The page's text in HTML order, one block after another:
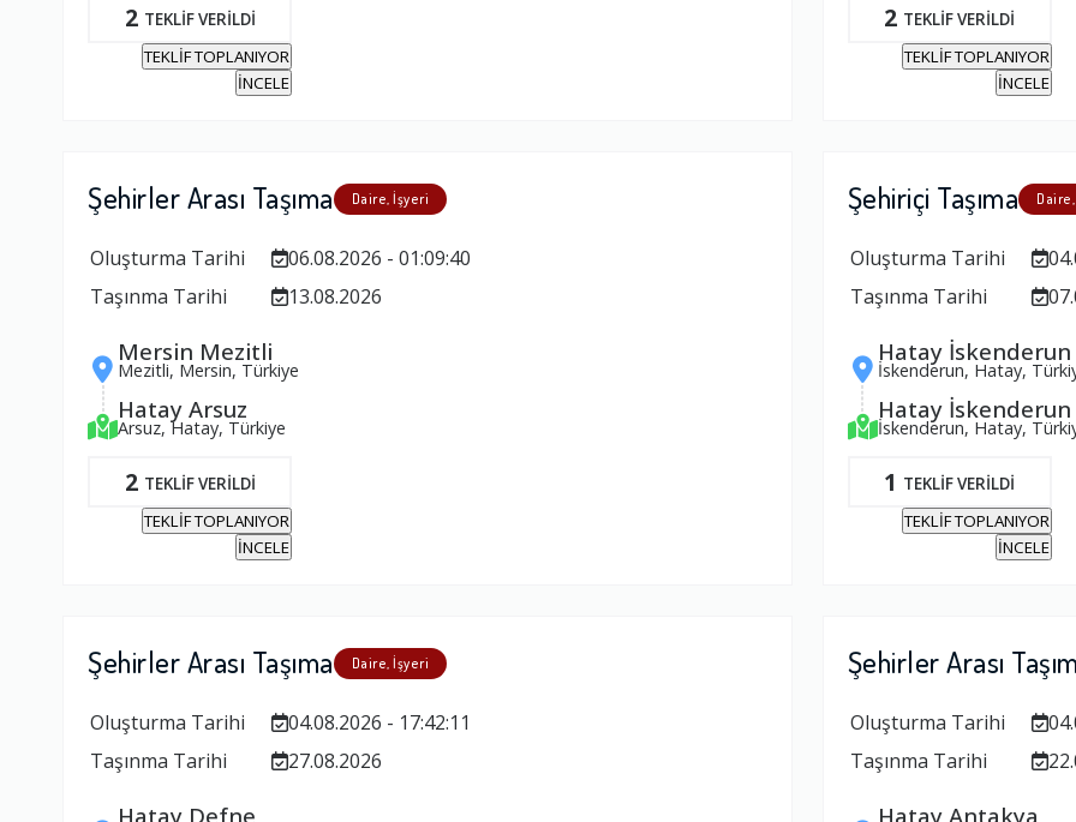
2 TEKLİF VERİLDİ
TEKLİF TOPLANIYOR
İNCELE
2 TEKLİF VERİLDİ
TEKLİF TOPLANIYOR
İNCELE
Şehirler Arası Taşıma Daire, İşyeri
Oluşturma Tarihi
06.08.2026 - 01:09:40
Taşınma Tarihi
13.08.2026
Mersin Mezitli
Mezitli, Mersin, Türkiye
Hatay Arsuz
Arsuz, Hatay, Türkiye
2 TEKLİF VERİLDİ
TEKLİF TOPLANIYOR
İNCELE
Şehiriçi Taşıma
Oluşturma Tarihi
Taşınma Tarihi
Hatay İskenderun
İskenderun, Hatay,
Hatay İskenderun
İskenderun, Hatay,
1 TEKLİF VERİLDİ
TEKLİF TOPLANIYOR
İNCELE
Şehirler Arası Taşıma Daire, İşyeri
Oluşturma Tarihi
04.08.2026 - 17:42:11
Taşınma Tarihi
27.08.2026
Hatay Defne
Şehirler Arası
Oluşturma Tarihi
Taşınma Tarihi
Hatay Antakya